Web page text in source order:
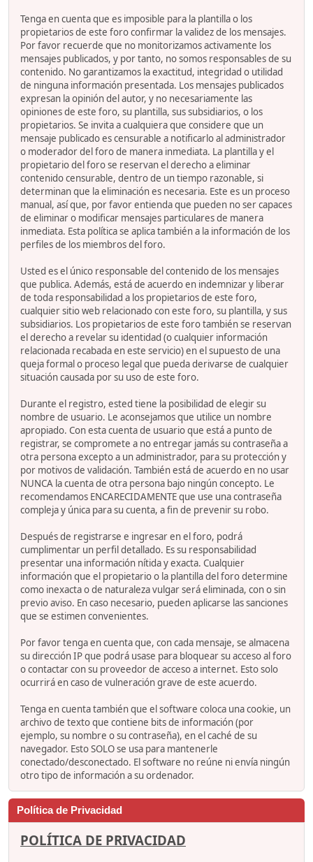
Tenga en cuenta que es imposible para la plantilla o los
propietarios de este foro confirmar la validez de los mensajes.
Por favor recuerde que no monitorizamos activamente los
mensajes publicados, y por tanto, no somos responsables de su
contenido. No garantizamos la exactitud, integridad o utilidad
de ninguna información presentada. Los mensajes publicados
expresan la opinión del autor, y no necesariamente las
opiniones de este foro, su plantilla, sus subsidiarios, o los
propietarios. Se invita a cualquiera que considere que un
mensaje publicado es censurable a notificarlo al administrador
o moderador del foro de manera inmediata. La plantilla y el
propietario del foro se reservan el derecho a eliminar
contenido censurable, dentro de un tiempo razonable, si
determinan que la eliminación es necesaria. Este es un proceso
manual, así que, por favor entienda que pueden no ser capaces
de eliminar o modificar mensajes particulares de manera
inmediata. Esta política se aplica también a la información de los
perfiles de los miembros del foro.
Usted es el único responsable del contenido de los mensajes
que publica. Además, está de acuerdo en indemnizar y liberar
de toda responsabilidad a los propietarios de este foro,
cualquier sitio web relacionado con este foro, su plantilla, y sus
subsidiarios. Los propietarios de este foro también se reservan
el derecho a revelar su identidad (o cualquier información
relacionada recabada en este servicio) en el supuesto de una
queja formal o proceso legal que pueda derivarse de cualquier
situación causada por su uso de este foro.
Durante el registro, ested tiene la posibilidad de elegir su
nombre de usuario. Le aconsejamos que utilice un nombre
apropiado. Con esta cuenta de usuario que está a punto de
registrar, se compromete a no entregar jamás su contraseña a
otra persona excepto a un administrador, para su protección y
por motivos de validación. También está de acuerdo en no usar
NUNCA la cuenta de otra persona bajo ningún concepto. Le
recomendamos ENCARECIDAMENTE que use una contraseña
compleja y única para su cuenta, a fin de prevenir su robo.
Después de registrarse e ingresar en el foro, podrá
cumplimentar un perfil detallado. Es su responsabilidad
presentar una información nítida y exacta. Cualquier
información que el propietario o la plantilla del foro determine
como inexacta o de naturaleza vulgar será eliminada, con o sin
previo aviso. En caso necesario, pueden aplicarse las sanciones
que se estimen convenientes.
Por favor tenga en cuenta que, con cada mensaje, se almacena
su dirección IP que podrá usase para bloquear su acceso al foro
o contactar con su proveedor de acceso a internet. Esto solo
ocurrirá en caso de vulneración grave de este acuerdo.
Tenga en cuenta también que el software coloca una cookie, un
archivo de texto que contiene bits de información (por
ejemplo, su nombre o su contraseña), en el caché de su
navegador. Esto SOLO se usa para mantenerle
conectado/desconectado. El software no reúne ni envía ningún
otro tipo de información a su ordenador.
Política de Privacidad
POLÍTICA DE PRIVACIDAD